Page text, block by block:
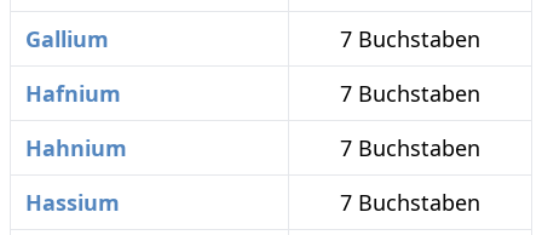
Gallium
7 Buchstaben
Hafnium
7 Buchstaben
Hahnium
7 Buchstaben
Hassium
7 Buchstaben